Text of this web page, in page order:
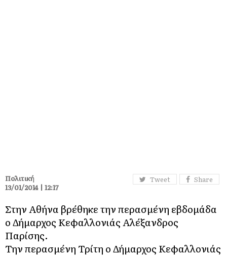
Tweet Share
Πολιτική
13/01/2014 | 12:17
Στην Αθήνα βρέθηκε την περασμένη εβδομάδα
ο Δήμαρχος Κεφαλλονιάς Αλέξανδρος
Παρίσης.
Την περασμένη Τρίτη ο Δήμαρχος Κεφαλλονιάς